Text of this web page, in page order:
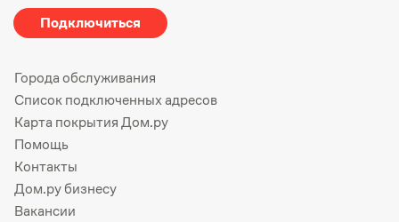
Подключиться
Города обслуживания
Список подключенных адресов
Карта покрытия Дом.ру
Помощь
Контакты
Дом.ру бизнесу
Вакансии